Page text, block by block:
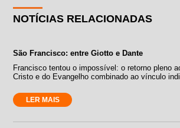
NOTÍCIAS RELACIONADAS
São Francisco: entre Giotto e Dante
Francisco tentou o impossível: o retorno pleno
Cristo e do Evangelho combinado ao vínculo
LER MAIS